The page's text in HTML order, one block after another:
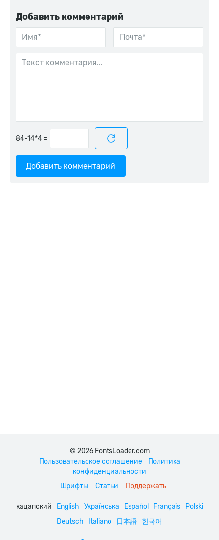
Добавить комментарий
=
Добавить комментарий
© 2026 FontsLoader.com
Пользовательское соглашение
Политика
конфиденциальности
Шрифты
Статьи Поддержать
кацапский English Українська Español Français
Polski
Deutsch
Italiano 日本語 한국어